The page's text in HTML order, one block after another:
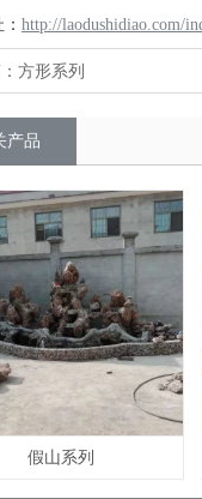
http://laodushidiao.com/
方形系列
产品
假山系列